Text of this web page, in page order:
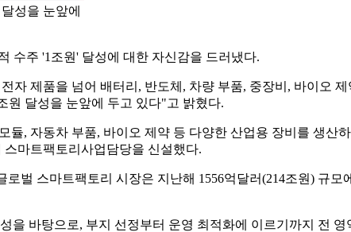
성을 눈앞에
수주 '1조원' 달성에 대한 자신감을 드러냈다.
자 제품을 넘어 배터리, 반도체, 차량 부품, 중장비, 바이오
원 달성을 눈앞에 두고 있다"고 밝혔다.
, 자동차 부품, 바이오 제약 등 다양한 산업용 장비를 생산
마트팩토리사업담당을 신설했다.
벌 스마트팩토리 시장은 지난해 1556억달러(214조원) 규모
을 바탕으로, 부지 선정부터 운영 최적화에 이르기까지 전